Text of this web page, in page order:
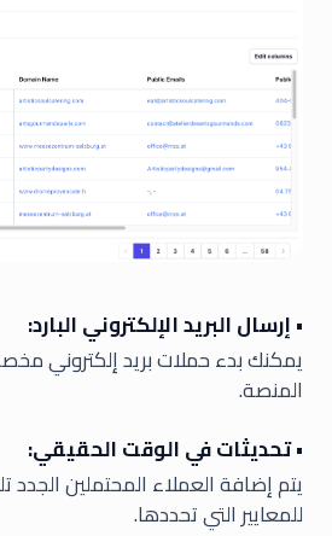
• إرسال البريد الإلكتروني البارد:
يمكنك بدء حملات بريد إلكتروني
المنصة.
• تحديثات في الوقت الحقيقي:
يتم إضافة العملاء المحتملين الجدد
للمعايير التي تحددها.